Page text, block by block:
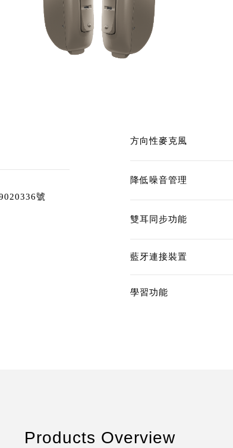
號
方向性麥克風
降低噪音管理
雙耳同步功能
藍牙連接裝置
學習功能
Products Overview